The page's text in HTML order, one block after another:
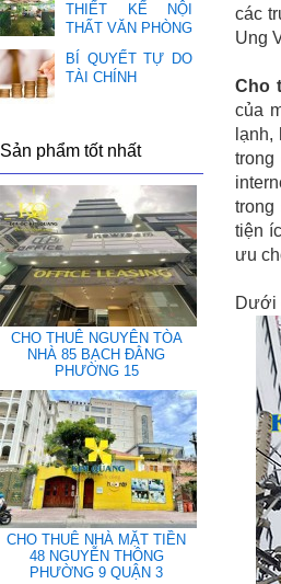
các
Ung
Cho
của
trong
tiện
ưu
Dưới
THIẾT KẾ NỘI
THẤT VĂN PHÒNG
BÍ QUYẾT TỰ DO
TÀI CHÍNH
Sản phẩm tốt nhất
CHO THUÊ NGUYÊN TÒA
NHÀ 85 BẠCH ĐẰNG
PHƯỜNG 15
CHO THUÊ NHÀ MẶT TIỀN
48 NGUYỄN THÔNG
PHƯỜNG 9 QUẬN 3